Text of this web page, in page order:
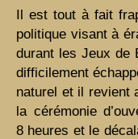
Il est tout à fait
politique visant à
durant les Jeux de
difficilement
naturel et il revient
la cérémonie
8 heures et le